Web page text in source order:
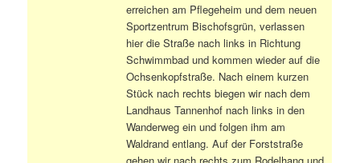
erreichen am Pflegeheim und dem neuen
Sportzentrum Bischofsgrün, verlassen
hier die Straße nach links in Richtung
Schwimmbad und kommen wieder auf die
Ochsenkopfstraße. Nach einem kurzen
Stück nach rechts biegen wir nach dem
Landhaus Tannenhof nach links in den
Wanderweg ein und folgen ihm am
Waldrand entlang. Auf der Forststraße